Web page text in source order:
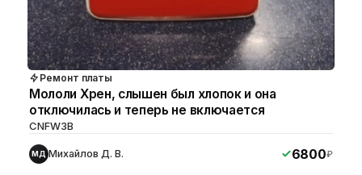
Ремонт платы
Мололи Хрен, слышен был хлопок и она
отключилась и теперь не включается
CNFW3B
МД Михайлов Д. В. 6800₽